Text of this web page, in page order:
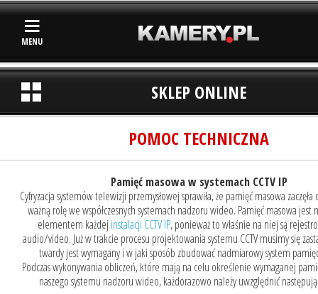
MENU
SKLEP ONLINE
POMOC TECHNICZNA
Pamięć masowa w systemach CCTV IP
Cyfryzacja systemów telewizji przemysłowej sprawiła, że pamięć masowa
ważną rolę we współczesnych systemach nadzoru wideo. Pamięć masowa jest
elementem każdej instalacji CCTV IP, ponieważ to właśnie na niej są
audio/video. Już w trakcie procesu projektowania systemu CCTV musimy się
twardy jest wymagany i w jaki sposób zbudować nadmiarowy system
Podczas wykonywania obliczeń, które mają na celu określenie wymaganej
naszego systemu nadzoru wideo, każdorazowo należy uwzględnić